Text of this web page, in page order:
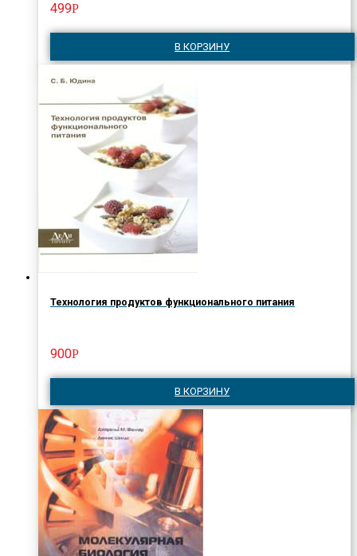
499Р
В КОРЗИНУ
Технология продуктов функционального питания
900Р
В КОРЗИНУ